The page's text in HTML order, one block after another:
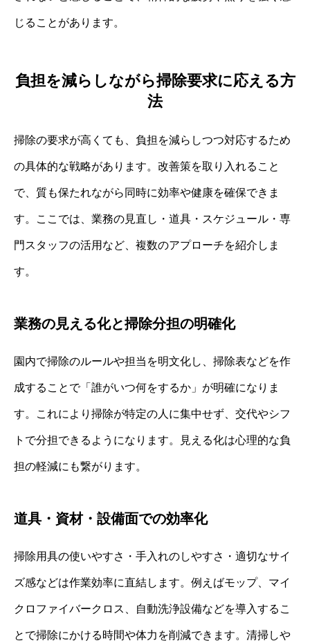
じることがあります。
負担を減らしながら掃除要求に応える方
法
掃除の要求が高くても、負担を減らしつつ対応するため
の具体的な戦略があります。改善策を取り入れること
で、質も保たれながら同時に効率や健康を確保できま
す。ここでは、業務の見直し・道具・スケジュール・専
門スタッフの活用など、複数のアプローチを紹介しま
す。
業務の見える化と掃除分担の明確化
園内で掃除のルールや担当を明文化し、掃除表などを作
成することで「誰がいつ何をするか」が明確になりま
す。これにより掃除が特定の人に集中せず、交代やシフ
トで分担できるようになります。見える化は心理的な負
担の軽減にも繋がります。
道具・資材・設備面での効率化
掃除用具の使いやすさ・手入れのしやすさ・適切なサイ
ズ感などは作業効率に直結します。例えばモップ、マイ
クロファイバークロス、自動洗浄設備などを導入するこ
とで掃除にかける時間や体力を削減できます。清掃しや